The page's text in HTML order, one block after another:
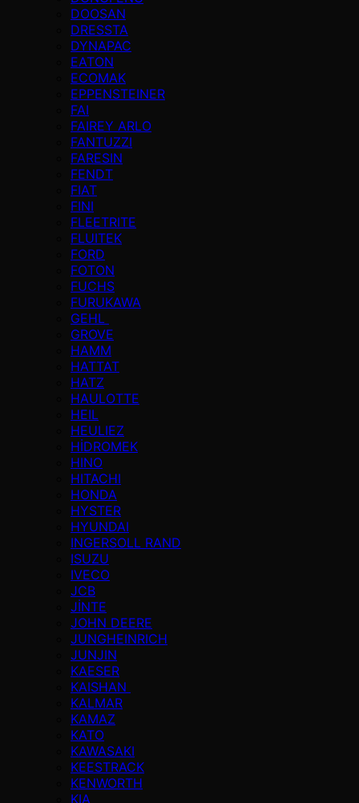
DOOSAN
DRESSTA
DYNAPAC
EATON
ECOMAK
EPPENSTEINER
FAI
FAIREY ARLO
FANTUZZI
FARESIN
FENDT
FIAT
FINI
FLEETRITE
FLUITEK
FORD
FOTON
FUCHS
FURUKAWA
GEHL
GROVE
HAMM
HATTAT
HATZ
HAULOTTE
HEIL
HEULIEZ
HİDROMEK
HINO
HITACHI
HONDA
HYSTER
HYUNDAI
INGERSOLL RAND
ISUZU
IVECO
JCB
JİNTE
JOHN DEERE
JUNGHEINRICH
JUNJIN
KAESER
KAISHAN
KALMAR
KAMAZ
KATO
KAWASAKI
KEESTRACK
KENWORTH
KIA